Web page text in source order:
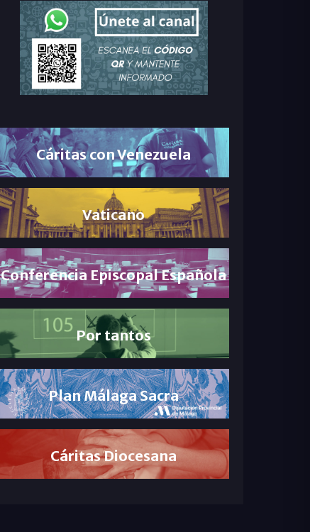
Cáritas con Venezuela
Vaticano
Conferencia Episcopal Española
Por tantos
Plan Málaga Sacra
Cáritas Diocesana